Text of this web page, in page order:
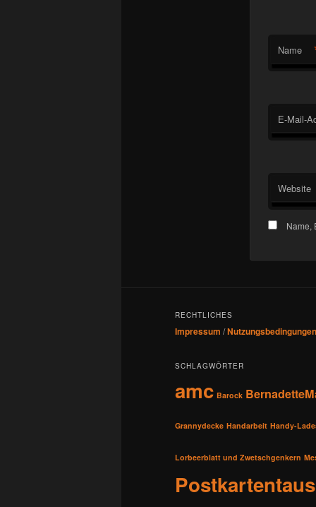
Name
E-Mail-
Website
Name,
RECHTLICHES
Impressum /Nutzungsbedingungen
SCHLAGWÖRTER
amc Barock
Grannydecke Handarbeit Handy-
Lorbeerblatt und Zwetschgenkern